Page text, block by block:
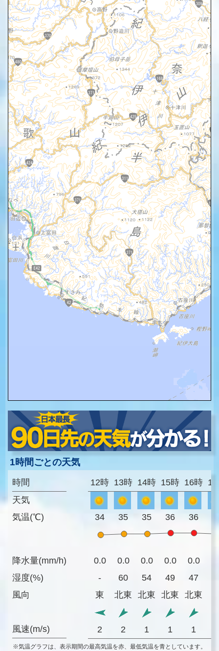
1時間ごとの天気
時間
天気
気温(℃)
降水量(mm/h)
湿度(%)
風向
風速(m/s)
12時 13時 14時 15時 16時
34 35 35 36 36
0.0 0.0 0.0 0.0 0.0
-
60 54 49 47
東
北東 北東 北東 北東
2 2 1 1 1
※気温グラフは、表示期間の最高気温を赤、最低気温を青としています。